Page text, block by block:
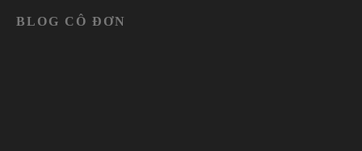
BLOG CÔ ĐƠN